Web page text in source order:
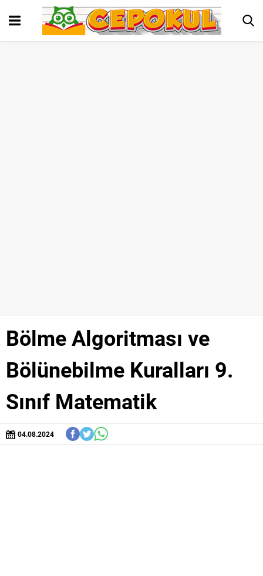
Bölme Algoritması ve
Bölünebilme Kuralları 9.
Sınıf Matematik
04.08.2024